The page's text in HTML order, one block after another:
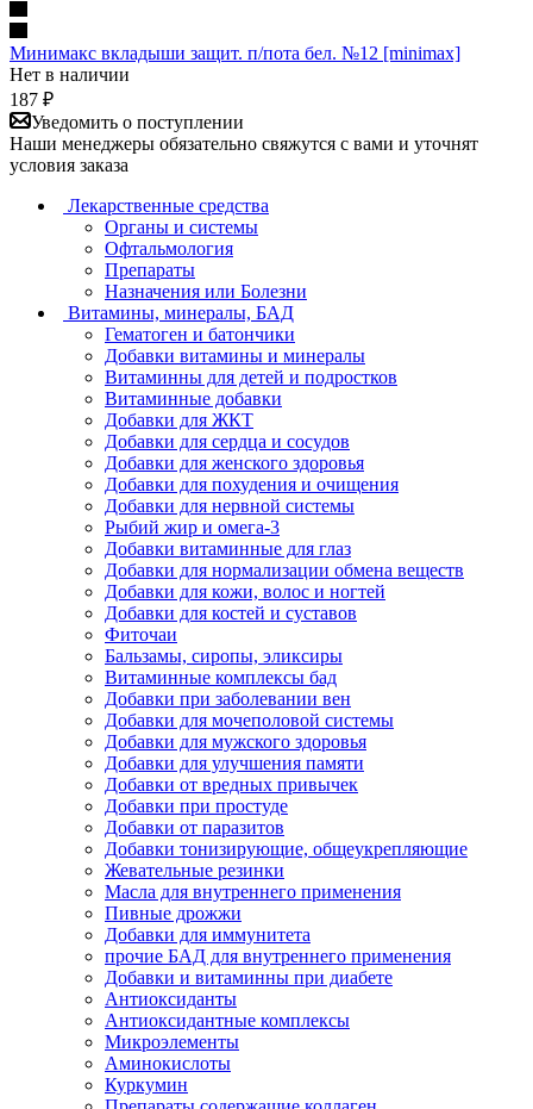
Минимакс вкладыши защит. п/пота бел. №12 [minimax]
Нет в наличии
187 ₽
Уведомить о поступлении
Наши менеджеры обязательно свяжутся с вами и уточнят
условия заказа
Лекарственные средства
Органы и системы
Офтальмология
Препараты
Назначения или Болезни
Витамины, минералы, БАД
Гематоген и батончики
Добавки витамины и минералы
Витаминны для детей и подростков
Витаминные добавки
Добавки для ЖКТ
Добавки для сердца и сосудов
Добавки для женского здоровья
Добавки для похудения и очищения
Добавки для нервной системы
Рыбий жир и омега-3
Добавки витаминные для глаз
Добавки для нормализации обмена веществ
Добавки для кожи, волос и ногтей
Добавки для костей и суставов
Фиточаи
Бальзамы, сиропы, эликсиры
Витаминные комплексы бад
Добавки при заболевании вен
Добавки для мочеполовой системы
Добавки для мужского здоровья
Добавки для улучшения памяти
Добавки от вредных привычек
Добавки при простуде
Добавки от паразитов
Добавки тонизирующие, общеукрепляющие
Жевательные резинки
Масла для внутреннего применения
Пивные дрожжи
Добавки для иммунитета
прочие БАД для внутреннего применения
Добавки и витаминны при диабете
Антиоксиданты
Антиоксидантные комплексы
Микроэлементы
Аминокислоты
Куркумин